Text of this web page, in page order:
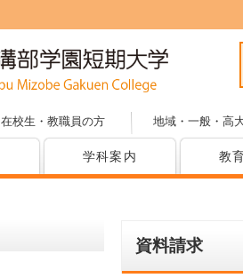
在校生・教職員の方 地域・一般・高
学科案内 教
資料請求